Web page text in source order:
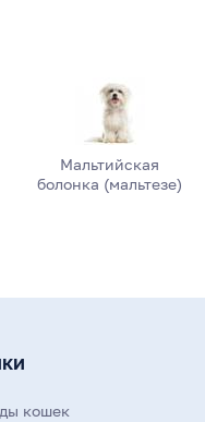
Мальтийская
болонка (мальтезе)
кошек